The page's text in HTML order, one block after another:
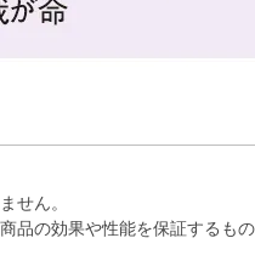
せん。
の効果や性能を保証するもの